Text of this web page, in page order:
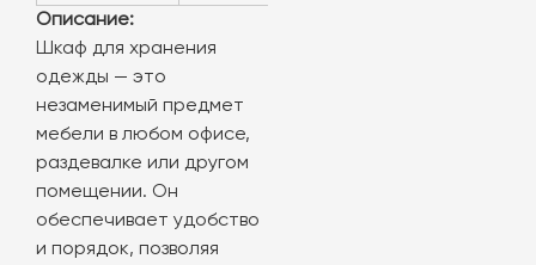
Описание:
Шкаф для хранения
одежды — это
незаменимый предмет
мебели в любом офисе,
раздевалке или другом
помещении. Он
обеспечивает удобство
и порядок, позволяя